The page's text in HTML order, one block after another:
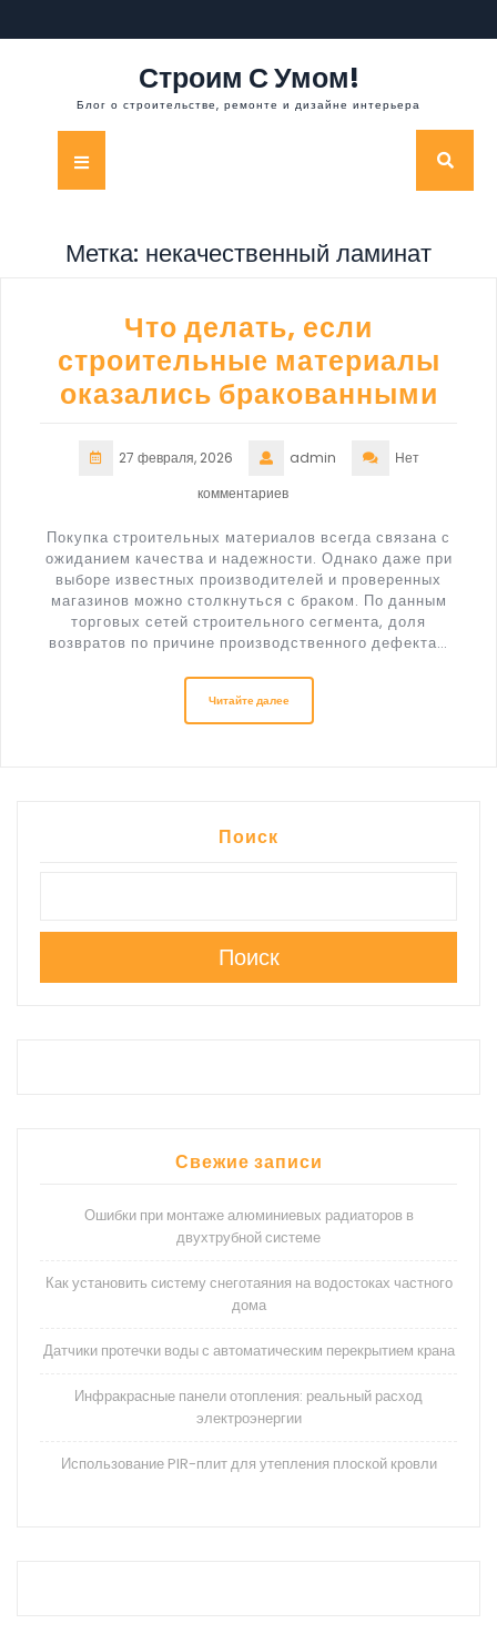
к
Строим С Умом!
Блог о строительстве, ремонте и дизайне интерьера
Кнопка
Метка: некачественный ламинат
Что делать, если
строительные материалы
оказались бракованными
27 февраля, 2026 admin
Нет
комментариев
Покупка строительных материалов всегда связана с
ожиданием качества и надежности. Однако даже при
выборе известных производителей и проверенных
магазинов можно столкнуться с браком. По данным
торговых сетей строительного сегмента, доля
возвратов по причине производственного дефекта…
Читайте далее
Поиск
Поиск
Свежие записи
Ошибки при монтаже алюминиевых радиаторов в
двухтрубной системе
Как установить систему снеготаяния на водостоках частного
дома
Датчики протечки воды с автоматическим перекрытием крана
Инфракрасные панели отопления: реальный расход
электроэнергии
Использование PIR-плит для утепления плоской кровли